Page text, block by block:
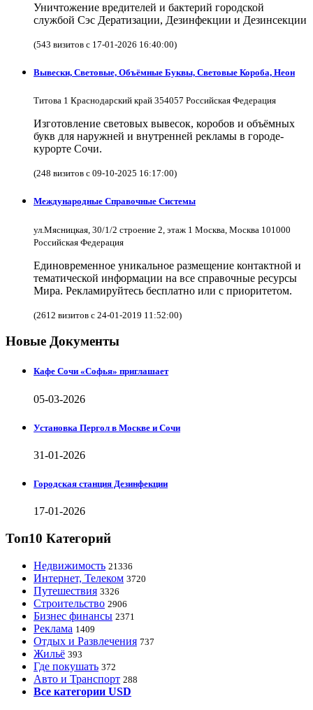
Уничтожение вредителей и бактерий городской
службой Сэс Дератизации, Дезинфекции и Дезинсекции
(543 визитов с 17-01-2026 16:40:00)
Вывески, Световые, Объёмные Буквы, Световые Короба, Неон
Титова 1 Краснодарский край 354057 Российская Федерация
Изготовление световых вывесок, коробов и объёмных
букв для наружней и внутренней рекламы в городе-
курорте Сочи.
(248 визитов с 09-10-2025 16:17:00)
Международные Справочные Системы
ул.Мясницкая, 30/1/2 строение 2, этаж 1 Москва, Москва 101000
Российская Федерация
Единовременное уникальное размещение контактной и
тематической информации на все справочные ресурсы
Мира. Рекламируйтесь бесплатно или с приоритетом.
(2612 визитов с 24-01-2019 11:52:00)
Новые Документы
Кафе Сочи «Софья» приглашает
05-03-2026
Установка Пергол в Москве и Сочи
31-01-2026
Городская станция Дезинфекции
17-01-2026
Топ10 Категорий
Недвижимость 21336
Интернет, Телеком 3720
Путешествия 3326
Строительство 2906
Бизнес финансы 2371
Реклама 1409
Отдых и Развлечения 737
Жильё 393
Где покушать 372
Авто и Транспорт 288
Все категории USD